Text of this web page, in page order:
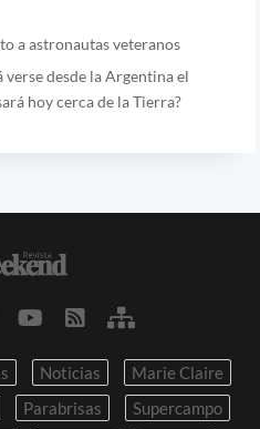
a astronautas veteranos
desde la Argentina el
hoy cerca de la Tierra?
Noticias
Marie Claire
Parabrisas
Supercampo